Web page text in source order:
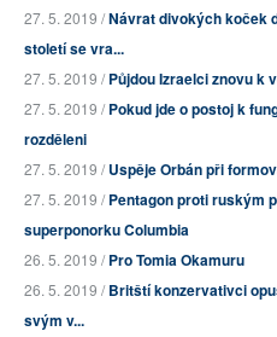
27. 5. 2019 /Návrat divokých koček
století se vra...
27. 5. 2019 /Půjdou Izraelci znovu k
27. 5. 2019 /Pokud jde o postoj k
rozděleni
27. 5. 2019 /Uspěje Orbán při
27. 5. 2019 /Pentagon proti ruským
superponorku Columbia
26. 5. 2019 /Pro Tomia Okamuru
26. 5. 2019 /Britští konzervativci
svým v...